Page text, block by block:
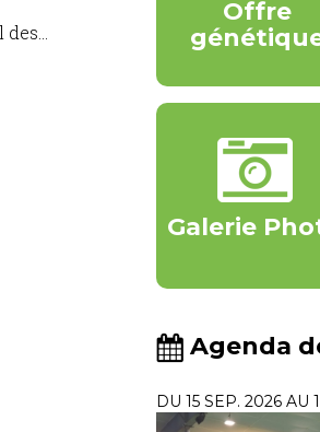
Offre
Galerie
Agenda
DU 15 SEP. 2026 AU